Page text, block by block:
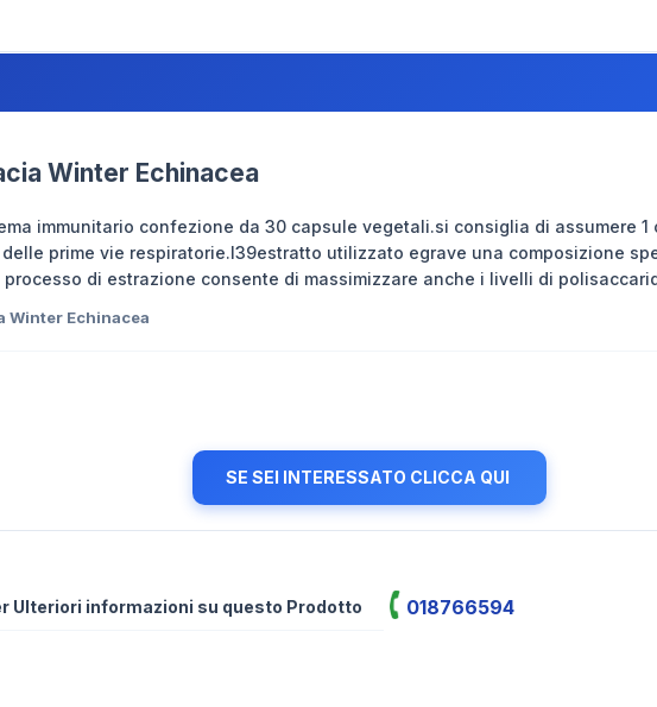
Winter Echinacea
immunitario confezione da 30 capsule vegetali.si consiglia di assumere
prime vie respiratorie.l39estratto utilizzato egrave una composizione
di estrazione consente di massimizzare anche i livelli di
Winter Echinacea
SE SEI INTERESSATO CLICCA QUI
Ulteriori informazioni su questo Prodotto 018766594